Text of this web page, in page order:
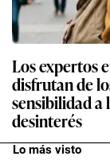
Los expertos
disfrutan de
sensibilidad a
desinterés
Lo más visto